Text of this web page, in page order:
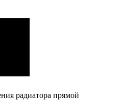
радиатора прямой